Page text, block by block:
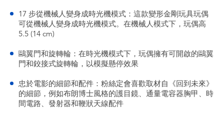
17 步從機械人變身成時光機模式：這款變形金剛玩具玩偶
可從機械人變身成時光機模式。在機械人模式下，玩偶高
5.5 (14 cm)
鷗翼門和旋轉輪：在時光機模式下，玩偶擁有可開啟的鷗翼
門和鉸接式旋轉輪，以模擬懸停效果
忠於電影的細節和配件：粉絲定會喜歡取材自《回到未來》
的細節，例如布朗博士風格的護目鏡、通量電容器胸甲、時
間電路、發射器和鞭狀天線配件